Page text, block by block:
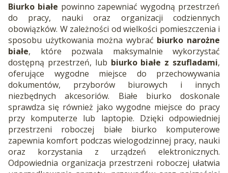
Biurko białe powinno zapewniać wygodną przestrzeń
do pracy, nauki oraz organizacji codziennych
obowiązków. W zależności od wielkości pomieszczenia i
sposobu użytkowania można wybrać biurko narożne
białe, które pozwala maksymalnie wykorzystać
dostępną przestrzeń, lub biurko białe z szufladami,
oferujące wygodne miejsce do przechowywania
dokumentów, przyborów biurowych i innych
niezbędnych akcesoriów. Białe biurko doskonale
sprawdza się również jako wygodne miejsce do pracy
przy komputerze lub laptopie. Dzięki odpowiedniej
przestrzeni roboczej białe biurko komputerowe
zapewnia komfort podczas wielogodzinnej pracy, nauki
oraz korzystania z urządzeń elektronicznych.
Odpowiednia organizacja przestrzeni roboczej ułatwia